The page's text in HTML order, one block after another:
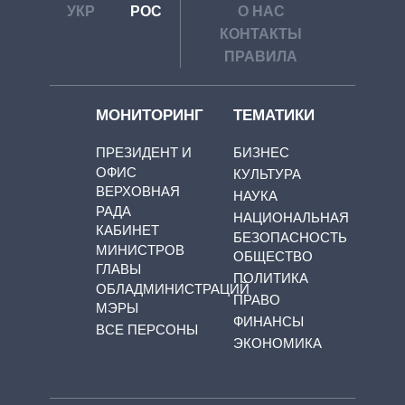
УКР РОС
О НАС
КОНТАКТЫ
ПРАВИЛА
МОНИТОРИНГ
ПРЕЗИДЕНТ И
ОФИС
ВЕРХОВНАЯ
РАДА
КАБИНЕТ
МИНИСТРОВ
ГЛАВЫ
ОБЛАДМИНИСТРАЦИЙ
МЭРЫ
ВСЕ ПЕРСОНЫ
ТЕМАТИКИ
БИЗНЕС
КУЛЬТУРА
НАУКА
НАЦИОНАЛЬНАЯ
БЕЗОПАСНОСТЬ
ОБЩЕСТВО
ПОЛИТИКА
ПРАВО
ФИНАНСЫ
ЭКОНОМИКА